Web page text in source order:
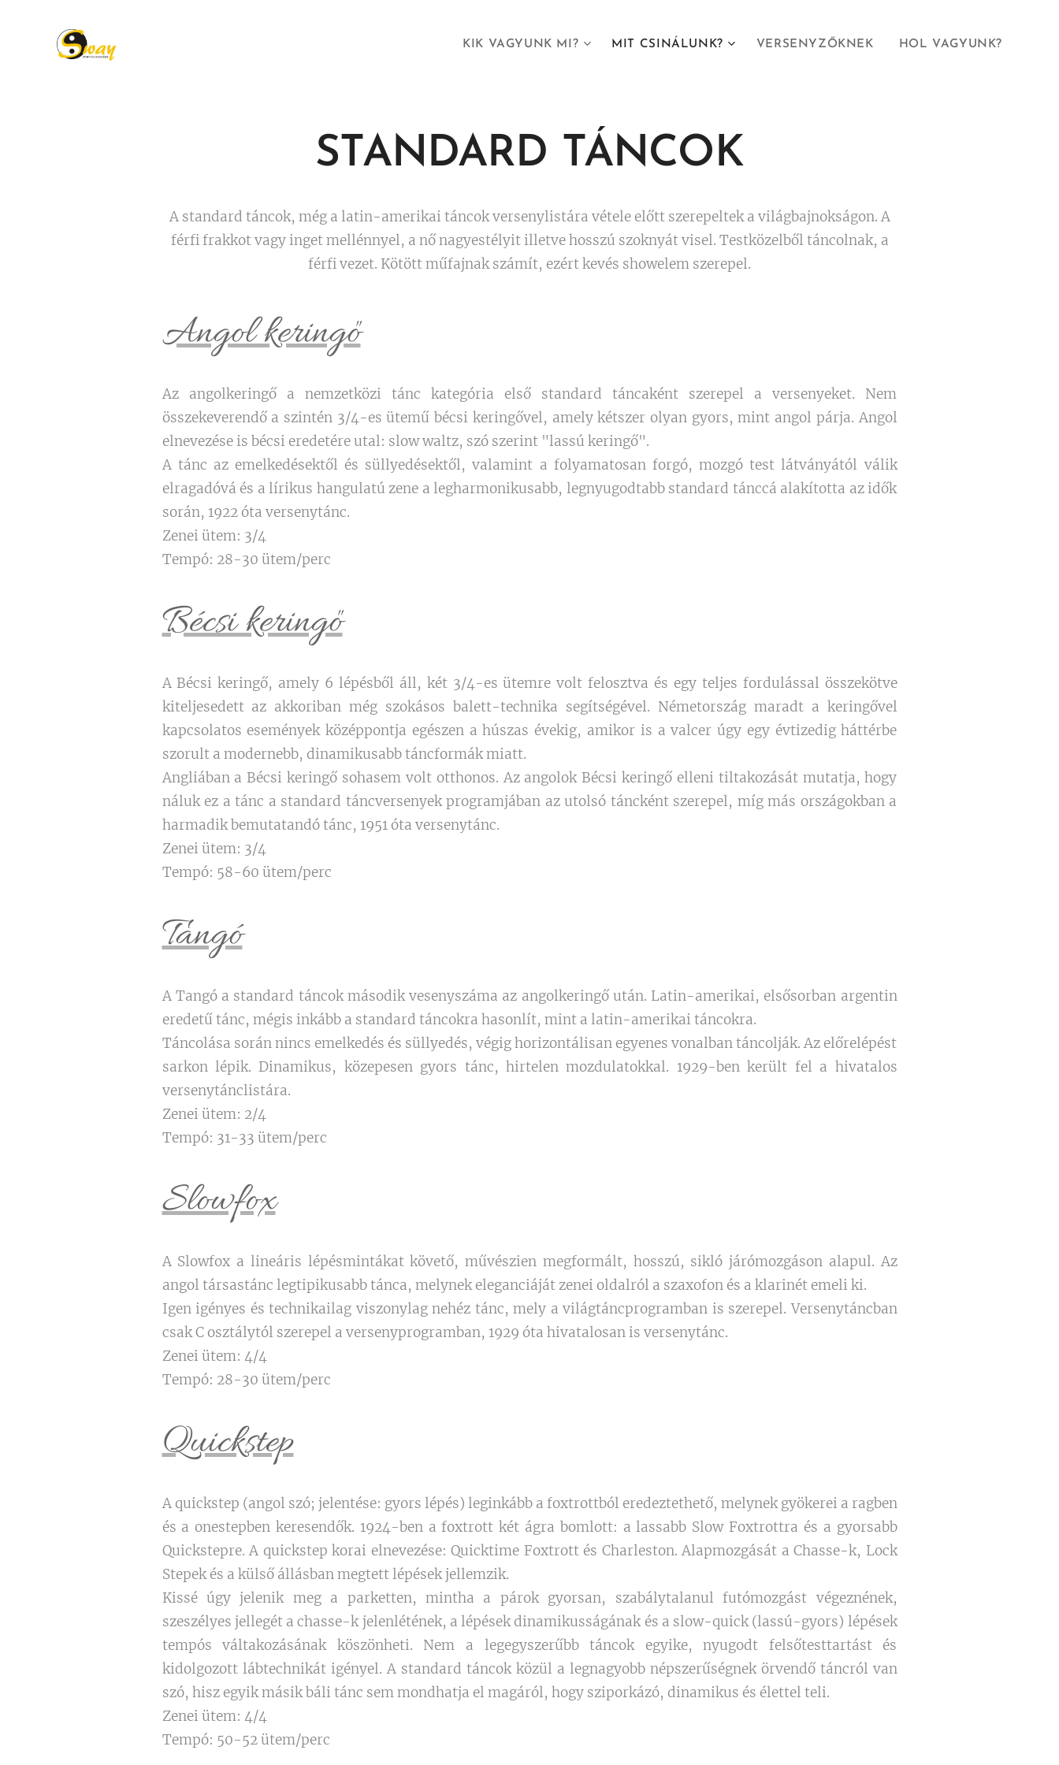
KIK VAGYUNK MI? MIT CSINÁLUNK? VERSENYZŐKNEK HOL VAGYUNK?
STANDARD TÁNCOK
A standard táncok, még a latin-amerikai táncok versenylistára vétele előtt szerepeltek a világbajnokságon. A
férfi frakkot vagy inget mellénnyel, a nő nagyestélyit illetve hosszú szoknyát visel. Testközelből táncolnak, a
férfi vezet. Kötött műfajnak számít, ezért kevés showelem szerepel.
Angol keringő
Az angolkeringő a nemzetközi tánc kategória első standard táncaként szerepel a versenyeket. Nem
összekeverendő a szintén 3/4-es ütemű bécsi keringővel, amely kétszer olyan gyors, mint angol párja. Angol
elnevezése is bécsi eredetére utal: slow waltz, szó szerint "lassú keringő".
A tánc az emelkedésektől és süllyedésektől, valamint a folyamatosan forgó, mozgó test látványától válik
elragadóvá és a lírikus hangulatú zene a legharmonikusabb, legnyugodtabb standard tánccá alakította az idők
során, 1922 óta versenytánc.
Zenei ütem: 3/4
Tempó: 28-30 ütem/perc
Bécsi keringő
A Bécsi keringő, amely 6 lépésből áll, két 3/4-es ütemre volt felosztva és egy teljes fordulással összekötve
kiteljesedett az akkoriban még szokásos balett-technika segítségével. Németország maradt a keringővel
kapcsolatos események középpontja egészen a húszas évekig, amikor is a valcer úgy egy évtizedig háttérbe
szorult a modernebb, dinamikusabb táncformák miatt.
Angliában a Bécsi keringő sohasem volt otthonos. Az angolok Bécsi keringő elleni tiltakozását mutatja, hogy
náluk ez a tánc a standard táncversenyek programjában az utolsó táncként szerepel, míg más országokban a
harmadik bemutatandó tánc, 1951 óta versenytánc.
Zenei ütem: 3/4
Tempó: 58-60 ütem/perc
Tangó
A Tangó a standard táncok második vesenyszáma az angolkeringő után. Latin-amerikai, elsősorban argentin
eredetű tánc, mégis inkább a standard táncokra hasonlít, mint a latin-amerikai táncokra.
Táncolása során nincs emelkedés és süllyedés, végig horizontálisan egyenes vonalban táncolják. Az előrelépést
sarkon lépik. Dinamikus, közepesen gyors tánc, hirtelen mozdulatokkal. 1929-ben került fel a hivatalos
versenytánclistára.
Zenei ütem: 2/4
Tempó: 31-33 ütem/perc
Slowfox
A Slowfox a lineáris lépésmintákat követő, művészien megformált, hosszú, sikló járómozgáson alapul. Az
angol társastánc legtipikusabb tánca, melynek eleganciáját zenei oldalról a szaxofon és a klarinét emeli ki.
Igen igényes és technikailag viszonylag nehéz tánc, mely a világtáncprogramban is szerepel. Versenytáncban
csak C osztálytól szerepel a versenyprogramban, 1929 óta hivatalosan is versenytánc.
Zenei ütem: 4/4
Tempó: 28-30 ütem/perc
Quickstep
A quickstep (angol szó; jelentése: gyors lépés) leginkább a foxtrottból eredeztethető, melynek gyökerei a ragben
és a onestepben keresendők. 1924-ben a foxtrott két ágra bomlott: a lassabb Slow Foxtrottra és a gyorsabb
Quickstepre. A quickstep korai elnevezése: Quicktime Foxtrott és Charleston. Alapmozgását a Chasse-k, Lock
Stepek és a külső állásban megtett lépések jellemzik.
Kissé úgy jelenik meg a parketten, mintha a párok gyorsan, szabálytalanul futómozgást végeznének,
szeszélyes jellegét a chasse-k jelenlétének, a lépések dinamikusságának és a slow-quick (lassú-gyors) lépések
tempós váltakozásának köszönheti. Nem a legegyszerűbb táncok egyike, nyugodt felsőtesttartást és
kidolgozott lábtechnikát igényel. A standard táncok közül a legnagyobb népszerűségnek örvendő táncról van
szó, hisz egyik másik báli tánc sem mondhatja el magáról, hogy sziporkázó, dinamikus és élettel teli.
Zenei ütem: 4/4
Tempó: 50-52 ütem/perc